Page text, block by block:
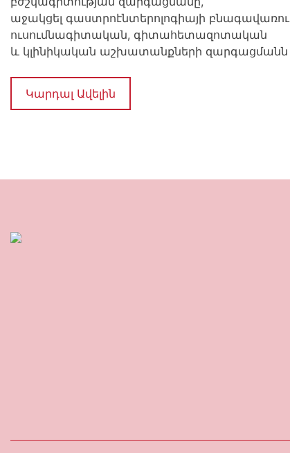
աջակցել գաստրոէնտերոլոգիայի
ուսումնագիտական, գիտահետազոտական
և կլինիկական աշխատանքների զարգացմանն
Կարդալ Ավելին